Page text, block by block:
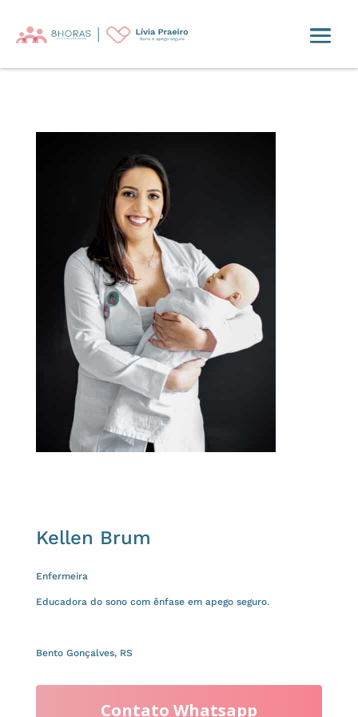
Kellen Brum
Enfermeira
Educadora do sono com ênfase em apego seguro.
Bento Gonçalves, RS
Contato Whatsapp